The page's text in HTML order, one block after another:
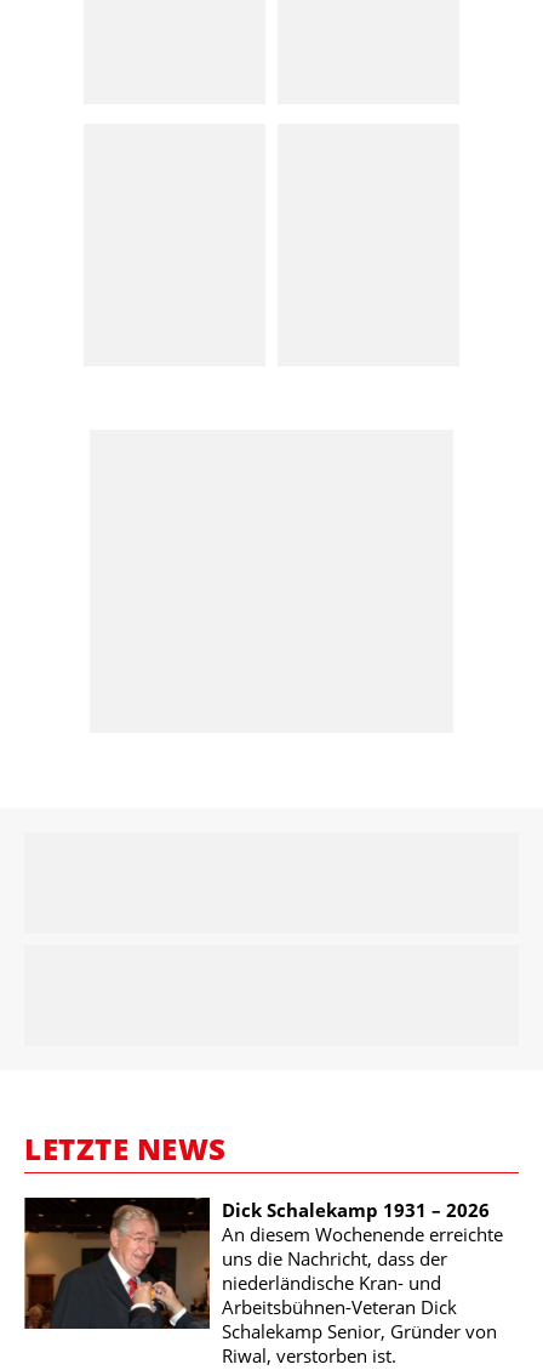
LETZTE NEWS
Dick Schalekamp 1931 – 2026
An diesem Wochenende erreichte
uns die Nachricht, dass der
niederländische Kran- und
Arbeitsbühnen-Veteran Dick
Schalekamp Senior, Gründer von
Riwal, verstorben ist.